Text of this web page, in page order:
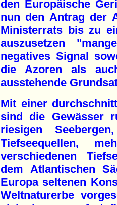
den Europäische
nun den Antrag der
Ministerrats bis zu
auszusetzen
negatives Signal
die Azoren als
ausstehende
Mit einer
sind die Gewässer
riesigen
Tiefseequellen,
verschiedenen
dem Atlantischen
Europa seltenen
Weltnaturerbe